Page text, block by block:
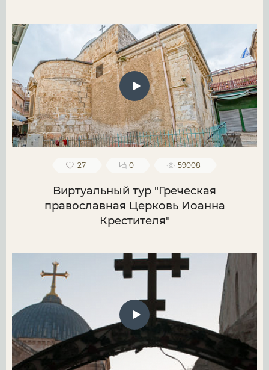
27 0 59008
Виртуальный тур "Греческая
православная Церковь Иоанна
Крестителя"